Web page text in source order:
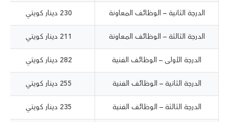
الدرجة الثانية – الوظائف المعاونة 230 دينار كويتي
الدرجة الثالثة – الوظائف المعاونة 211 دينار كويتي
الدرجة الأولى – الوظائف الفنية 282 دينار كويتي
الدرجة الثانية – الوظائف الفنية 255 دينار كويتي
الدرجة الثالثة – الوظائف الفنية 235 دينار كويتي